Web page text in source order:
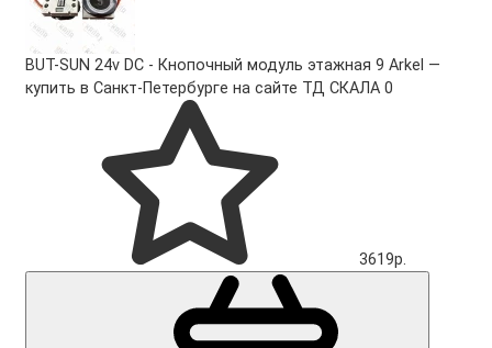
BUT-SUN 24v DC - Кнопочный модуль этажная 9 Arkel —
купить в Санкт-Петербурге на сайте ТД СКАЛА 0
3619р.